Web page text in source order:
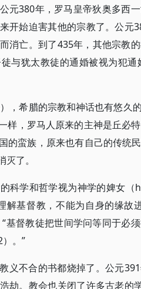
元380年，罗马皇帝狄奥多西
开始迫害其他的宗教了。公元
消亡。到了435年，其他宗教
与犹太教徒的通婚被视为犯通
，希腊的宗教和神话也有悠久
样，罗马人原来的主神是丘必
的蛮族，原来也有自己的传统
了。
科学和哲学视为神学的婢女
解基督教，不能为自身的缘故
基督教徒把世间学问等同于必
。”
义不合的书都烧掉了。公元
劫。教会也关闭了许多古老的